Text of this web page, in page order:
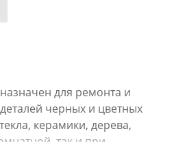
для ремонта и
черных и цветных
керамики, дерева,